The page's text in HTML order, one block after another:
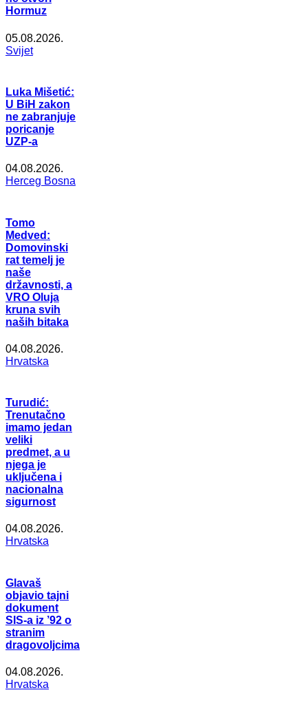
Hormuz
05.08.2026.
Svijet
Luka Mišetić:
U BiH zakon
ne zabranjuje
poricanje
UZP-a
04.08.2026.
Herceg Bosna
Tomo
Medved:
Domovinski
rat temelj je
naše
državnosti, a
VRO Oluja
kruna svih
naših bitaka
04.08.2026.
Hrvatska
Turudić:
Trenutačno
imamo jedan
veliki
predmet, a u
njega je
uključena i
nacionalna
sigurnost
04.08.2026.
Hrvatska
Glavaš
objavio tajni
dokument
SIS-a iz ’92 o
stranim
dragovoljcima
04.08.2026.
Hrvatska